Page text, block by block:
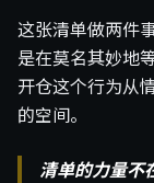
这张清单做两件
是在莫名其妙地
开仓这个行为从
的空间。
清单的力量不